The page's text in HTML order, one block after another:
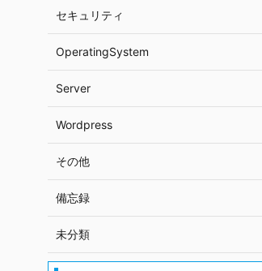
セキュリティ
OperatingSystem
Server
Wordpress
その他
備忘録
未分類